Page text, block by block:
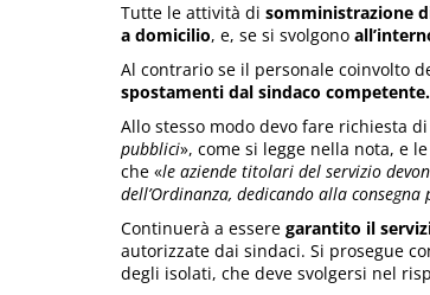
Tutte le attività di somministrazione
a domicilio, e, se si svolgono
Al contrario se il personale coinvolto
spostamenti dal sindaco competente.
Allo stesso modo devo fare richiesta
pubblici», come si legge nella nota, e le
che «le aziende titolari del servizio
dell’Ordinanza, dedicando alla
Continuerà a essere garantito il
autorizzate dai sindaci. Si prosegue
degli isolati, che deve svolgersi nel